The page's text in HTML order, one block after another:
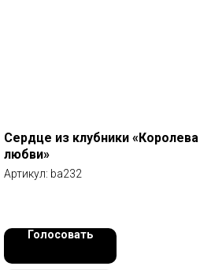
Сердце из клубники «Королева
любви»
Артикул: ba232
Голосовать